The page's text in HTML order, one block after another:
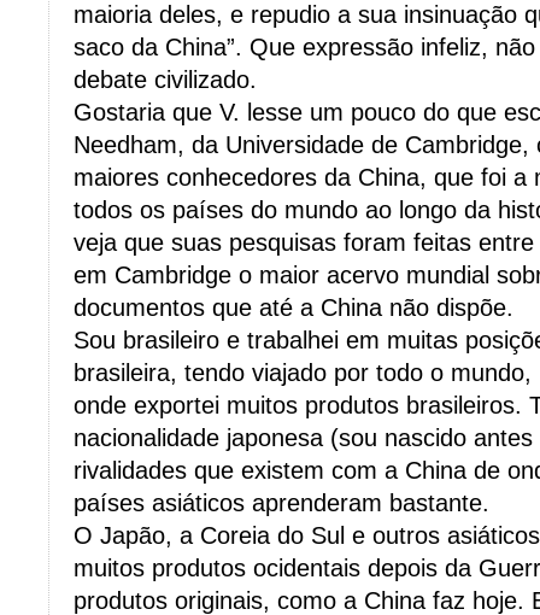
maioria deles, e repudio a sua insinuação
saco da China”. Que expressão infeliz,
debate civilizado.
Gostaria que V. lesse um pouco do que
Needham, da Universidade de Cambridge,
maiores conhecedores da China, que foi a
todos os países do mundo ao longo da
veja que suas pesquisas foram feitas
em Cambridge o maior acervo mundial
documentos que até a China não dispõe.
Sou brasileiro e trabalhei em muitas
brasileira, tendo viajado por todo o
onde exportei muitos produtos brasileiros.
nacionalidade japonesa (sou nascido
rivalidades que existem com a China de
países asiáticos aprenderam bastante.
O Japão, a Coreia do Sul e outros
muitos produtos ocidentais depois da
produtos originais, como a China faz hoje.